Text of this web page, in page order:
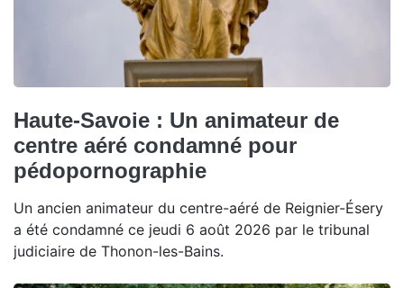
Haute-Savoie : Un animateur de
centre aéré condamné pour
pédopornographie
Un ancien animateur du centre-aéré de Reignier-Ésery
a été condamné ce jeudi 6 août 2026 par le tribunal
judiciaire de Thonon-les-Bains.